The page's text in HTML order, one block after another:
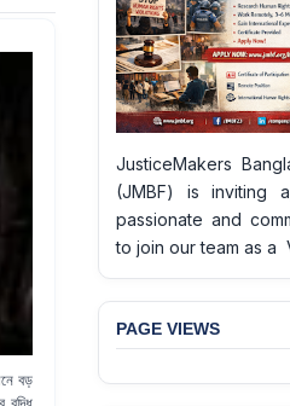
বড়
JusticeMakers
(JMBF) is inviting
passionate and
to join our team as a
PAGE VIEWS